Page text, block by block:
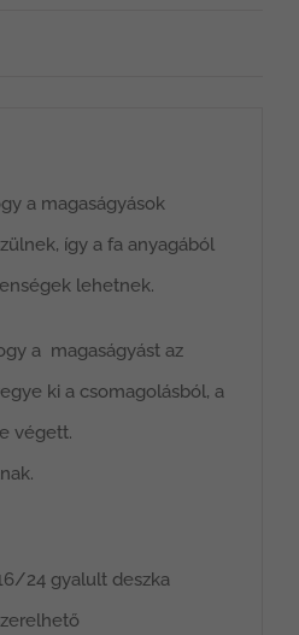
a magaságyások
így a fa anyagából
lehetnek.
a magaságyást az
ki a csomagolásból, a
végett.
24 gyalult deszka